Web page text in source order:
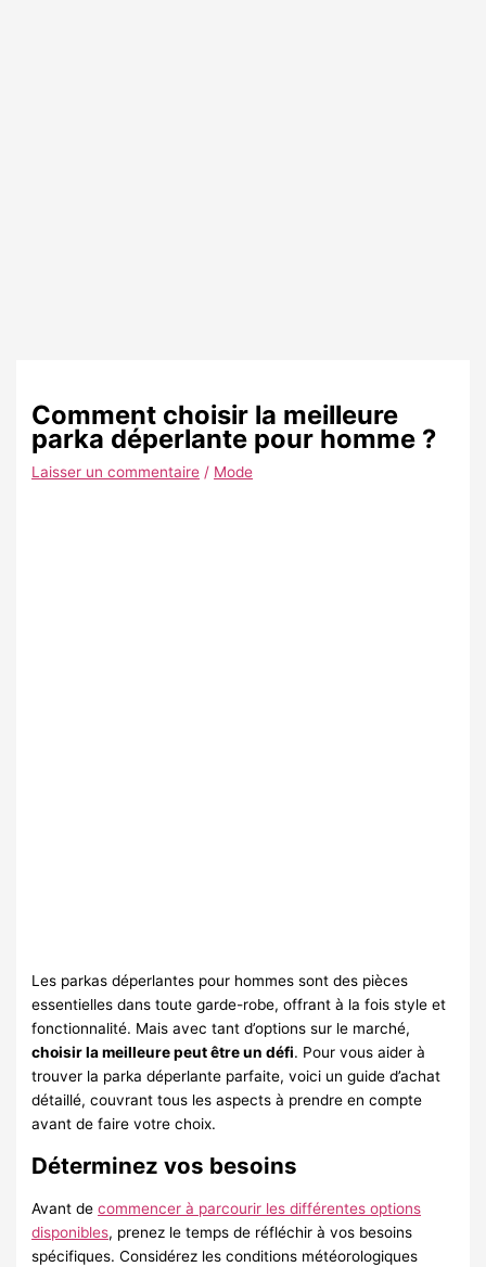
Comment choisir la meilleure
parka déperlante pour homme ?
Laisser un commentaire / Mode
Les parkas déperlantes pour hommes sont des pièces
essentielles dans toute garde-robe, offrant à la fois style et
fonctionnalité. Mais avec tant d’options sur le marché,
choisir la meilleure peut être un défi. Pour vous aider à
trouver la parka déperlante parfaite, voici un guide d’achat
détaillé, couvrant tous les aspects à prendre en compte
avant de faire votre choix.
Déterminez vos besoins
Avant decommencer à parcourir les différentes options
disponibles, prenez le temps de réfléchir à vos besoins
spécifiques. Considérez les conditions météorologiques